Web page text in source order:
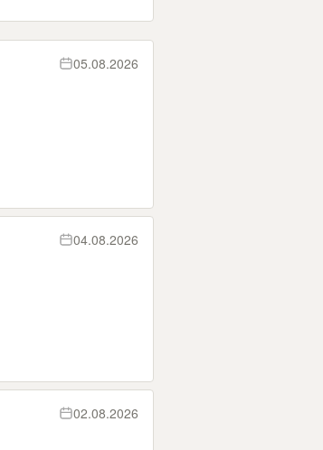
05.08.2026
04.08.2026
02.08.2026